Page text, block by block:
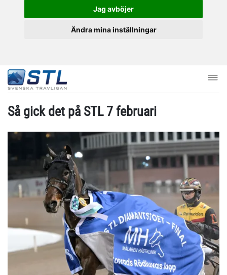
Jag avböjer
Ändra mina inställningar
Så gick det på STL 7 februari